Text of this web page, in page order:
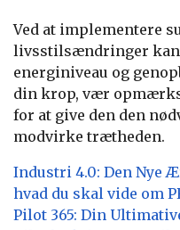
Ved at implementere
livsstilsændringer kan
energiniveau og
din krop, vær
for at give den den
modvirke trætheden.
Industri 4.0: Den Nye
hvad du skal vide om
Pilot 365: Din